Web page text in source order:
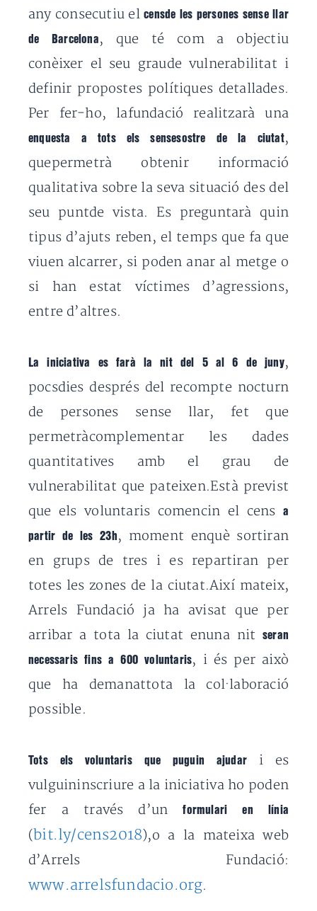
any consecutiu elcensde les persones sense llar
de Barcelona , que té com a objectiu
conèixer el seu graude vulnerabilitat i
definir propostes polítiques detallades.
Per fer-ho, lafundació realitzarà una
enquesta a tots els sensesostre de la ciutat,
quepermetrà obtenir informació
qualitativa sobre la seva situació des del
seu puntde vista. Es preguntarà quin
tipus d’ajuts reben, el temps que fa que
viuen alcarrer, si poden anar al metge o
si han estat víctimes d’agressions,
entre d’altres.
La iniciativa es farà la nit del 5 al 6 de juny,
pocsdies després del recompte nocturn
de persones sense llar, fet que
permetràcomplementar les dades
quantitatives amb el grau de
vulnerabilitat que pateixen.Està previst
que els voluntaris comencin el cens
a
partir de les 23h , moment enquè sortiran
en grups de tres i es repartiran per
totes les zones de la ciutat.Així mateix,
Arrels Fundació ja ha avisat que per
arribar a tota la ciutat enuna nit
seran
necessaris fins a 600 voluntaris, i és per això
que ha demanattota la col·laboració
possible.
Tots els voluntaris que puguin ajudari es
vulguininscriure a la iniciativa ho poden
fer a través d’unformulari en línia
(bit.ly/cens2018),o a la mateixa web
d’Arrels Fundació:
www.arrelsfundacio.org.